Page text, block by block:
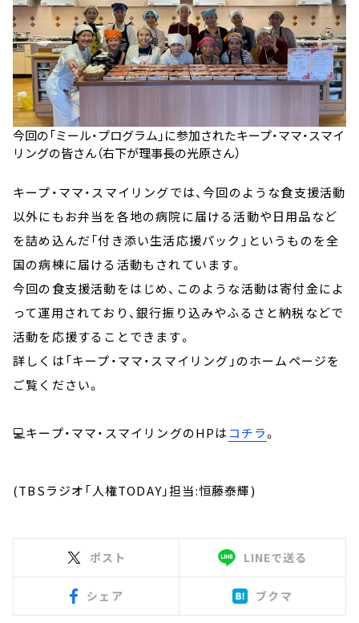
今回の「ミール・プログラム」に参加されたキープ・ママ・スマイ
リングの皆さん（右下が理事長の光原さん）
キープ・ママ・スマイリングでは、今回のような食支援活動
以外にもお弁当を各地の病院に届ける活動や日用品など
を詰め込んだ「付き添い生活応援パック」というものを全
国の病棟に届ける活動もされています。
今回の食支援活動をはじめ、このような活動は寄付金によ
って運用されており、銀行振り込みやふるさと納税などで
活動を応援することできます。
詳しくは「キープ・ママ・スマイリング」のホームページを
ご覧ください。
💻キープ・ママ・スマイリングのHPは コチラ。
(TBSラジオ「人権TODAY」担当:恒藤泰輝)
ポスト LINEで送る
シェア ブクマ